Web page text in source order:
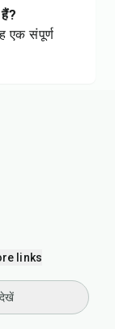
एक संपूर्ण
links